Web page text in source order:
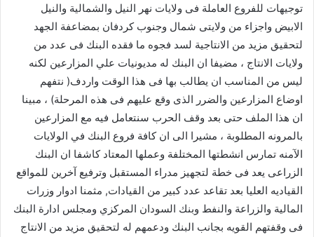
توجيهات للفروع العاملة فى ولايات نهر النيل والشمالية والنيل
الابيض واجزاء من ولايتى شمال وجنوب كردفان بمضاعفة الجهد
لتحقيق مزيد من الانتاجية لسد فجوه ما فقده البنك فى عدد من
ولايات الانتاج ، مضيفا ان البنك له مديونيات علي المزارعين لكنه
ليس من المناسب ان يطالب بها فى هذا الوقت واردف( نتفهم
اوضاع المزارعين والضرر الذى وقع عليهم فى هذه المرحلة) ، مبينا
ان هذا الملف حتى بعد وقف الحرب سنتعامل فيه مع المزارعين
بالمرونه المطلوبة ، مشيرا الى ان كافة فروع البنك في الولايات
الآمنه تمارس انشطتها المختلفة وعملها المعتاد كاشفا ان البنك
الزراعى يعد فى خطة لتجهيز مدراء المستقبل وترفيع آخرين للمواقع
القياديه العليا بعد تقاعد عدد كبير من القيادات, مثمنا ادوار وزرات
المالية والزراعة والنفط وبنك السودان المركزي ومجلس ادارة البنك
فى وقفتهم القويه بجانب البنك ودعمهم له لتحقيق مزيد من الانتاج